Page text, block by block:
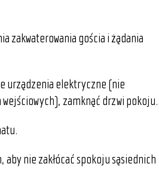
zakwaterowania gościa i żądania
urządzenia elektryczne (nie
zamknąć drzwi pokoju.
nie zakłócać spokoju sąsiednich